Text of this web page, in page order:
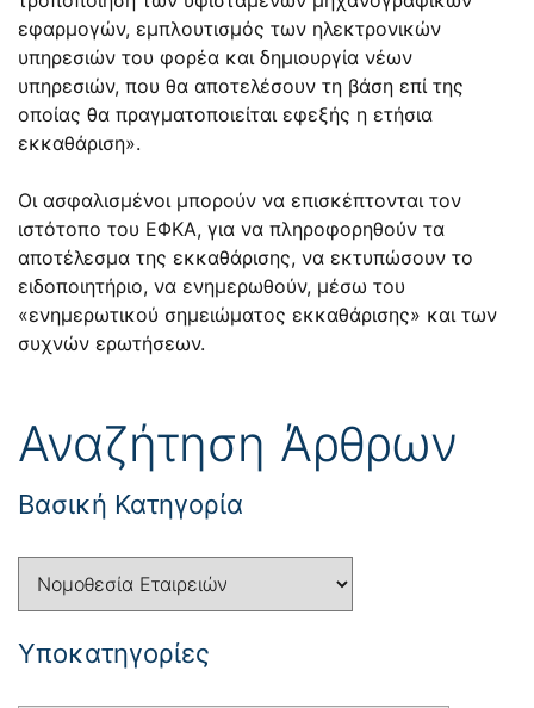
εφαρμογών, εμπλουτισμός των ηλεκτρονικών
υπηρεσιών του φορέα και δημιουργία νέων
υπηρεσιών, που θα αποτελέσουν τη βάση επί της
οποίας θα πραγματοποιείται εφεξής η ετήσια
εκκαθάριση».
Οι ασφαλισμένοι μπορούν να επισκέπτονται τον
ιστότοπο του ΕΦΚΑ, για να πληροφορηθούν τα
αποτέλεσμα της εκκαθάρισης, να εκτυπώσουν το
ειδοποιητήριο, να ενημερωθούν, μέσω του
«ενημερωτικού σημειώματος εκκαθάρισης» και των
συχνών ερωτήσεων.
Αναζήτηση Άρθρων
Βασική Κατηγορία
Yποκατηγορίες